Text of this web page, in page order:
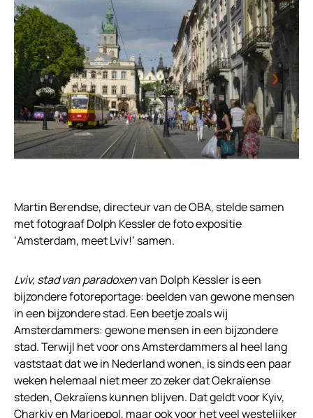
Martin Berendse, directeur van de OBA, stelde samen
met fotograaf Dolph Kessler de foto expositie
‘Amsterdam, meet Lviv!’ samen.
Lviv, stad van paradoxenvan Dolph Kessler is een
bijzondere fotoreportage: beelden van gewone mensen
in een bijzondere stad. Een beetje zoals wij
Amsterdammers: gewone mensen in een bijzondere
stad. Terwijl het voor ons Amsterdammers al heel lang
vaststaat dat we in Nederland wonen, is sinds een paar
weken helemaal niet meer zo zeker dat Oekraïense
steden, Oekraïens kunnen blijven. Dat geldt voor Kyiv,
Charkiv en Marioepol, maar ook voor het veel westelijker